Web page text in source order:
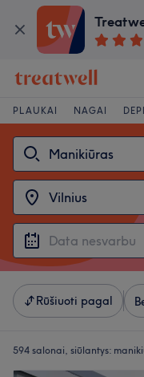
PLAUKAI NAGAI
Rūšiuoti pagal
594 salonai, siūlantys: